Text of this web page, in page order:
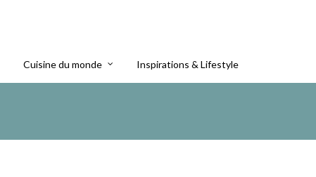
Cuisine du monde Inspirations & Lifestyle